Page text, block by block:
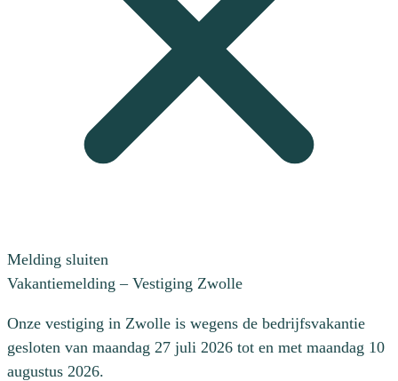
Melding sluiten
Vakantiemelding – Vestiging Zwolle
Onze vestiging in Zwolle is wegens de bedrijfsvakantie
gesloten van maandag 27 juli 2026 tot en met maandag 10
augustus 2026.